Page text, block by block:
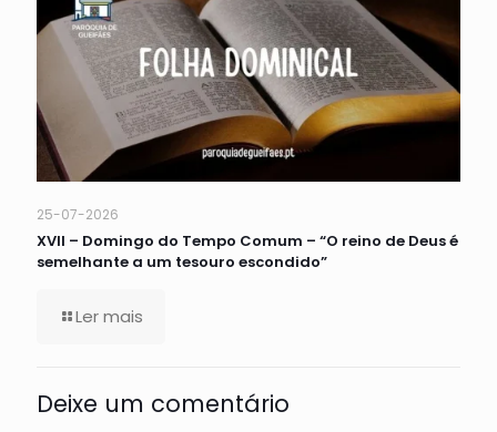
25-07-2026
XVII – Domingo do Tempo Comum – “O reino de Deus é
semelhante a um tesouro escondido”
Ler mais
Deixe um comentário